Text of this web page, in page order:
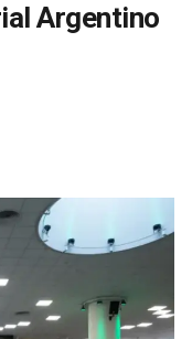
Argentino